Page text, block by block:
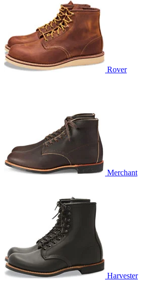
Rover
Merchant
Harvester